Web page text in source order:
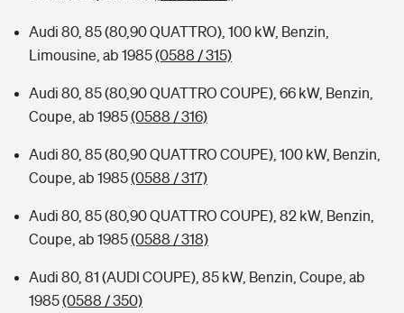
Audi 80, 85 (80,90 QUATTRO), 100 kW, Benzin,
Limousine, ab 1985(0588 / 315)
Audi 80, 85 (80,90 QUATTRO COUPE), 66 kW, Benzin,
Coupe, ab 1985(0588 / 316)
Audi 80, 85 (80,90 QUATTRO COUPE), 100 kW, Benzin,
Coupe, ab 1985(0588 / 317)
Audi 80, 85 (80,90 QUATTRO COUPE), 82 kW, Benzin,
Coupe, ab 1985(0588 / 318)
Audi 80, 81 (AUDI COUPE), 85 kW, Benzin, Coupe, ab
1985(0588 / 350)